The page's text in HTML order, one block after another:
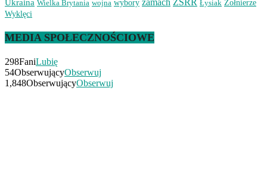
Ukraina Wielka Brytania wojna wybory zamach Łysiak Żołnierze
Wyklęci
MEDIA SPOŁECZNOŚCIOWE
298FaniLubię
54ObserwującyObserwuj
1,848ObserwującyObserwuj